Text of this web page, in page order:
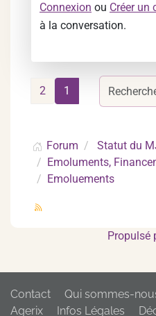
Connexion ou Créer un
à la conversation.
1
2
Forum
Statut du
Emoluments,
Emoluements
Propulsé
Contact Qui sommes-
Agerix
Infos Légales